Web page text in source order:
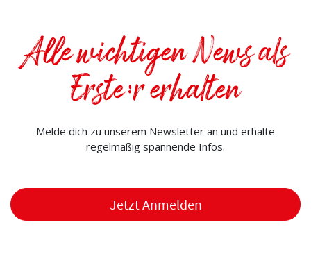
Alle wichtigen News als
Erste:r erhalten
Melde dich zu unserem Newsletter an und erhalte
regelmäßig spannende Infos.
Jetzt Anmelden